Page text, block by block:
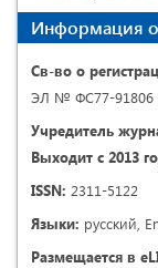
Информация
Св-во о
ЭЛ № ФС77-91806
Учредитель
Выходит с 2013
ISSN: 2311-5122
Языки: русский,
Размещается в